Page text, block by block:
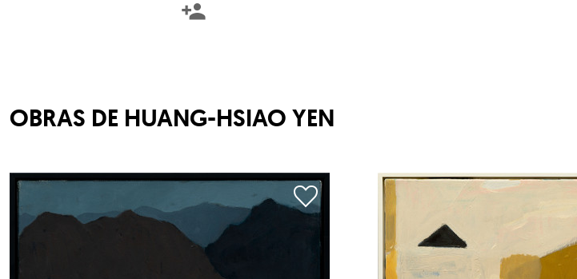
OBRAS DE HUANG-HSIAO YEN